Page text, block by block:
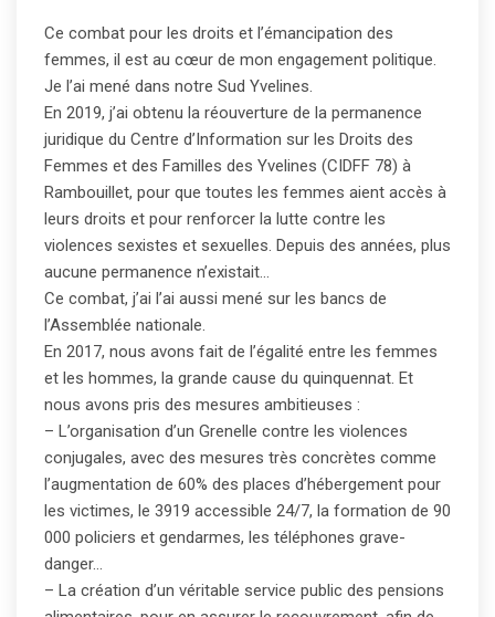
Ce combat pour les droits et l’émancipation des
femmes, il est au cœur de mon engagement politique.
Je l’ai mené dans notre Sud Yvelines.
En 2019, j’ai obtenu la réouverture de la permanence
juridique du Centre d’Information sur les Droits des
Femmes et des Familles des Yvelines (CIDFF 78) à
Rambouillet, pour que toutes les femmes aient accès à
leurs droits et pour renforcer la lutte contre les
violences sexistes et sexuelles. Depuis des années, plus
aucune permanence n’existait…
Ce combat, j’ai l’ai aussi mené sur les bancs de
l’Assemblée nationale.
En 2017, nous avons fait de l’égalité entre les femmes
et les hommes, la grande cause du quinquennat. Et
nous avons pris des mesures ambitieuses :
– L’organisation d’un Grenelle contre les violences
conjugales, avec des mesures très concrètes comme
l’augmentation de 60% des places d’hébergement pour
les victimes, le 3919 accessible 24/7, la formation de 90
000 policiers et gendarmes, les téléphones grave-
danger…
– La création d’un véritable service public des pensions